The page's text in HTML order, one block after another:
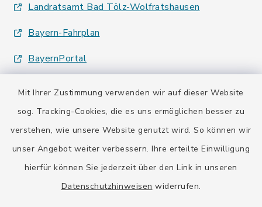
Mit Ihrer Zustimmung verwenden wir auf dieser Website
sog. Tracking-Cookies, die es uns ermöglichen besser zu
verstehen, wie unsere Website genutzt wird. So können wir
unser Angebot weiter verbessern. Ihre erteilte Einwilligung
hierfür können Sie jederzeit über den Link in unseren
Datenschutzhinweisen widerrufen.
Landratsamt Bad Tölz-Wolfratshausen
Bayern-Fahrplan
BayernPortal
Kontakt
Barrierefreiheit